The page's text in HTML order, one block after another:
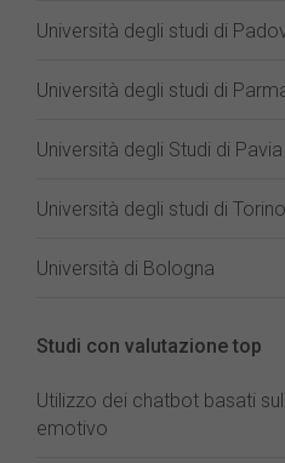
Università degli studi di
Università degli studi di
Università degli Studi di Pavia
Università degli studi di Torino
Università di Bologna
Studi con valutazione top
Utilizzo dei chatbot basati
emotivo